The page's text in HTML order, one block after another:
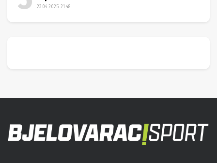
23.04.2025. 21:48